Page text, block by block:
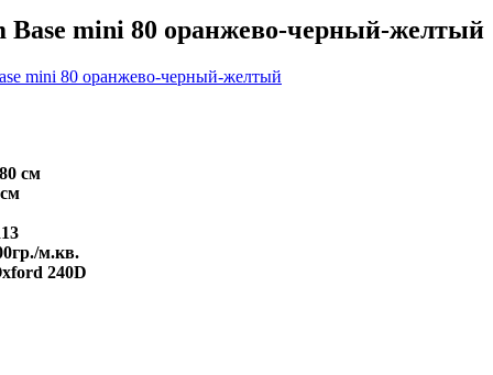
Base mini 80 оранжево-черный-желтый
80 см
м.кв.
240D